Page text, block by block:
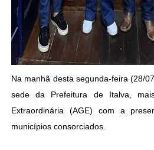
Na manhã desta segunda-feira (28/
sede da Prefeitura de Italva,
Extraordinária (AGE) com a
municípios consorciados.